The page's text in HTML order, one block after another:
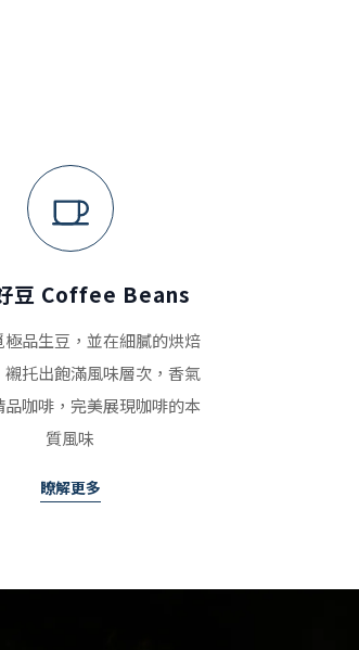
豆 Coffee Beans
極品生豆，並在細膩的烘焙
襯托出飽滿風味層次，香氣
品咖啡，完美展現咖啡的本
質風味
瞭解更多